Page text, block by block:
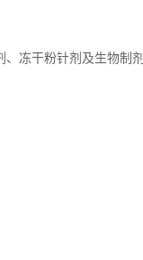
冻干粉针剂及生物制剂